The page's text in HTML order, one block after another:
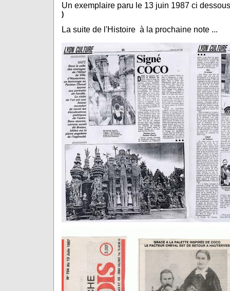
Un exemplaire paru le 13 juin 1987 ci
)
La suite de l'Histoire à la prochaine note ...